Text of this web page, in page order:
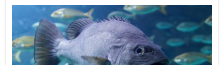
Nestbau
Soziale
Organisation
Artikel
Alle
Themen